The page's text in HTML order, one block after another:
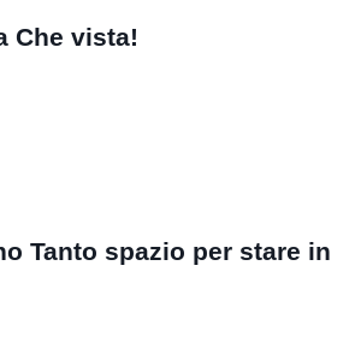
Che vista!
Tanto spazio per stare in